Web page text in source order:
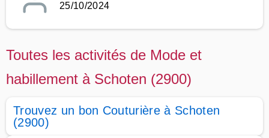
25/10/2024
Toutes les activités de Mode et
habillement à Schoten (2900)
Trouvez un bon Couturière à Schoten
(2900)